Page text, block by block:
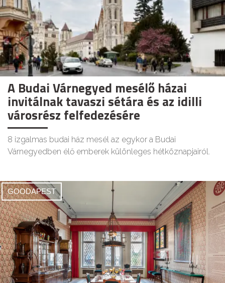
A Budai Várnegyed mesélő házai
invitálnak tavaszi sétára és az idilli
városrész felfedezésére
8 izgalmas budai ház mesél az egykor a Budai
Várnegyedben élő emberek különleges hétköznapjairól.
GOODAPEST